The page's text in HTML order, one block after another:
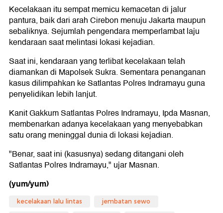
Kecelakaan itu sempat memicu kemacetan di jalur
pantura, baik dari arah Cirebon menuju Jakarta maupun
sebaliknya. Sejumlah pengendara memperlambat laju
kendaraan saat melintasi lokasi kejadian.
Saat ini, kendaraan yang terlibat kecelakaan telah
diamankan di Mapolsek Sukra. Sementara penanganan
kasus dilimpahkan ke Satlantas Polres Indramayu guna
penyelidikan lebih lanjut.
Kanit Gakkum Satlantas Polres Indramayu, Ipda Masnan,
membenarkan adanya kecelakaan yang menyebabkan
satu orang meninggal dunia di lokasi kejadian.
"Benar, saat ini (kasusnya) sedang ditangani oleh
Satlantas Polres Indramayu," ujar Masnan.
(yum/yum)
kecelakaan lalu lintas jembatan sewo